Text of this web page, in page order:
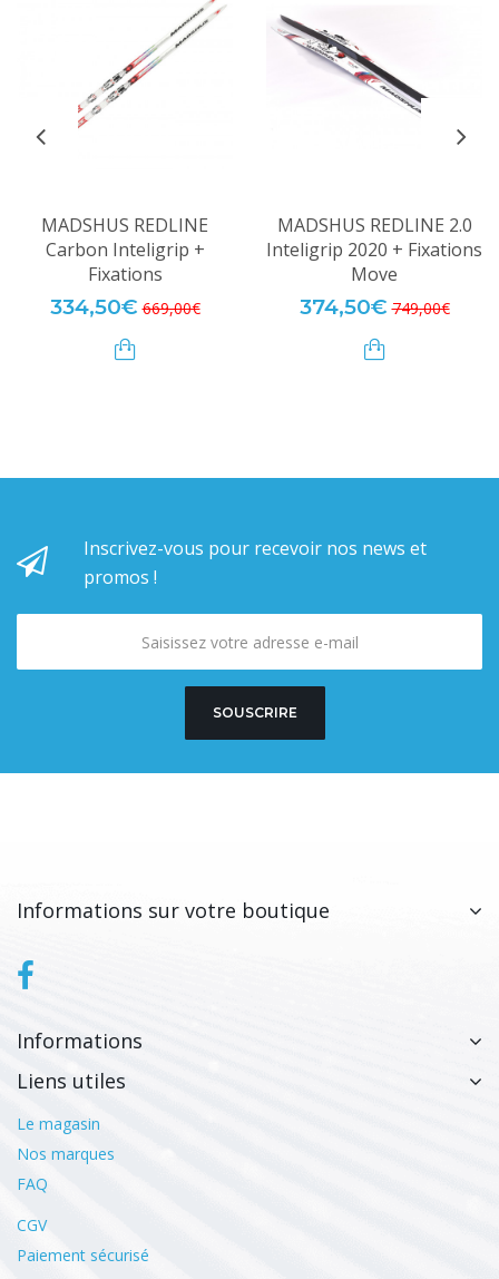
MADSHUS REDLINE
Carbon Inteligrip +
Fixations
334,50€ 669,00€
MADSHUS REDLINE 2.0
Inteligrip 2020 + Fixations
Move
374,50€ 749,00€
Inscrivez-vous pour recevoir nos news et
promos !
SOUSCRIRE
Informations sur votre boutique
Informations
Liens utiles
Le magasin
Nos marques
FAQ
CGV
Paiement sécurisé